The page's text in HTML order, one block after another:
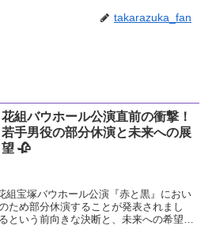
takarazuka_fan
花組バウホール公演直前の衝撃！
若手男役の部分休演と未来への展
望 🥀
組宝塚バウホール公演『赤と黒』におい
ため部分休演することが発表されまし
という前向きな決断と、未来への希望に